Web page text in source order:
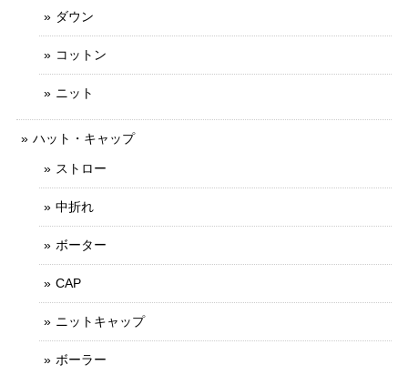
ダウン
コットン
ニット
ハット・キャップ
ストロー
中折れ
ボーター
CAP
ニットキャップ
ボーラー